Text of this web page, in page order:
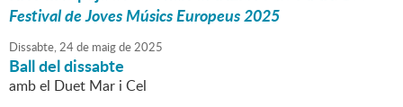
Festival de Joves Músics Europeus 2025
Dissabte,24de maigde2025
Ball del dissabte
amb el Duet Mar i Cel